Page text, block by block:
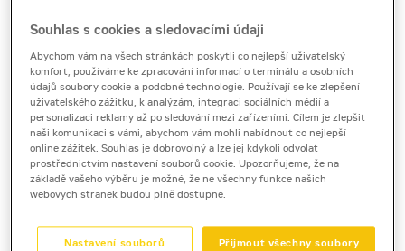
23 a více dnů
7 650 Kč bez DPH
9 256 Kč s DPH
Kauce
30 000 Kč
Souhlas s cookies a sledovacími údaji
Abychom vám na všech stránkách poskytli co nejlepší uživatelský
komfort, používáme ke zpracování informací o terminálu a osobních
údajů soubory cookie a podobné technologie. Používají se ke zlepšení
uživatelského zážitku, k analýzám, integraci sociálních médií a
personalizaci reklamy až po sledování mezi zařízeními. Cílem je zlepšit
naši komunikaci s vámi, abychom vám mohli nabídnout co nejlepší
online zážitek. Souhlas je dobrovolný a lze jej kdykoli odvolat
prostřednictvím nastavení souborů cookie. Upozorňujeme, že na
základě vašeho výběru je možné, že ne všechny funkce našich
webových stránek budou plně dostupné.
Přijmout všechny soubory
Nastavení souborů